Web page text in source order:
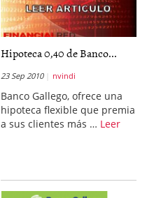
Hipoteca 0,40 de Banco...
23 Sep 2010 nvindi
Banco Gallego, ofrece una
hipoteca flexible que premia
a sus clientes más … Leer